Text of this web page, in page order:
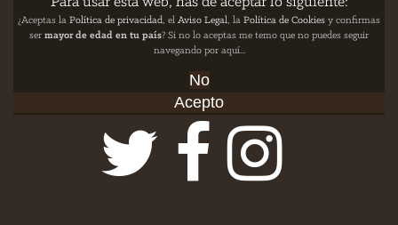
¿Aceptas la Política de privacidad, el Aviso Legal, la Política de Cookies y confirmas
ser mayor de edad en tu país? Si no lo aceptas me temo que no puedes seguir
navegando por aquí...
No
Acepto